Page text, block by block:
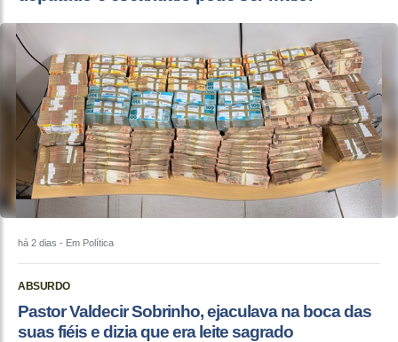
há 2 dias - Em Política
ABSURDO
Pastor Valdecir Sobrinho, ejaculava na boca das
suas fiéis e dizia que era leite sagrado